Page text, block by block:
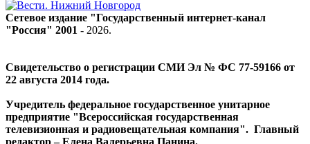
Сетевое издание "Государственный интернет-канал
"Россия" 2001 - 2026.
Свидетельство о регистрации СМИ Эл № ФС 77-59166 от
22 августа 2014 года.
Учредитель федеральное государственное унитарное
предприятие "Всероссийская государственная
телевизионная и радиовещательная компания". Главный